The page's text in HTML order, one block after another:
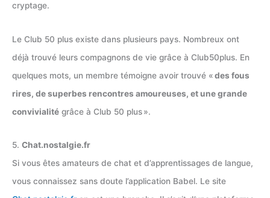
cryptage.
Le Club 50 plus existe dans plusieurs pays. Nombreux ont
déjà trouvé leurs compagnons de vie grâce à Club50plus. En
quelques mots, un membre témoigne avoir trouvé «des fous
rires, de superbes rencontres amoureuses, et une grande
convivialité grâce à Club 50 plus ».
5. Chat.nostalgie.fr
Si vous êtes amateurs de chat et d’apprentissages de langue,
vous connaissez sans doute l’application Babel. Le site